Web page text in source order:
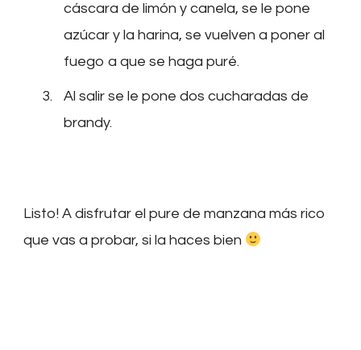
cáscara de limón y canela, se le pone
azúcar y la harina, se vuelven a poner al
fuego a que se haga puré.
Al salir se le pone dos cucharadas de
brandy.
Listo! A disfrutar el pure de manzana más rico
que vas a probar, si la haces bien